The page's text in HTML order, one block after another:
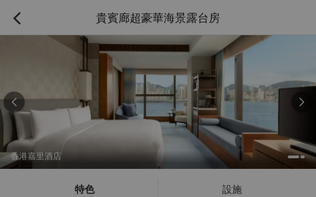
 貴賓廊超豪華海景露台房
香港嘉里酒店
 
特色 設施